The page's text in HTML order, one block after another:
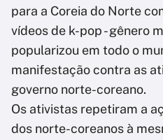
para a Coreia do Norte
vídeos de k-pop - gênero
popularizou em todo o
manifestação contra as
governo norte-coreano.
Os ativistas repetiram a
dos norte-coreanos à